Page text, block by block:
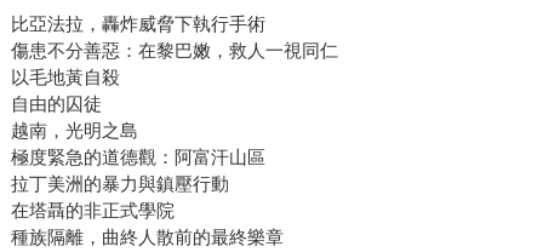
比亞法拉，轟炸威脅下執行手術
傷患不分善惡：在黎巴嫩，救人一視同仁
以毛地黃自殺
自由的囚徒
越南，光明之島
極度緊急的道德觀：阿富汗山區
拉丁美洲的暴力與鎮壓行動
在塔聶的非正式學院
種族隔離，曲終人散前的最終樂章